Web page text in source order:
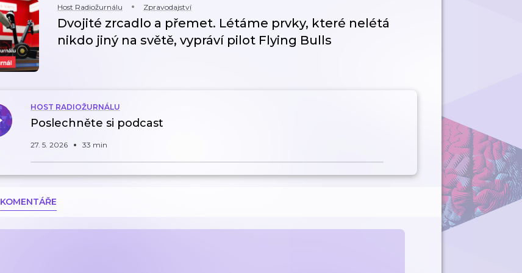
Host Radiožurnálu Zpravodajství
Dvojité zrcadlo a přemet. Létáme prvky, které nelétá
nikdo jiný na světě, vypráví pilot Flying Bulls
HOST RADIOŽURNÁLU
Poslechněte si podcast
27. 5. 2026 33 min
KOMENTÁŘE